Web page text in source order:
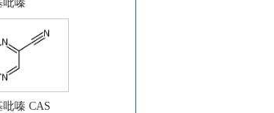
吡嗪
吡嗪 CAS